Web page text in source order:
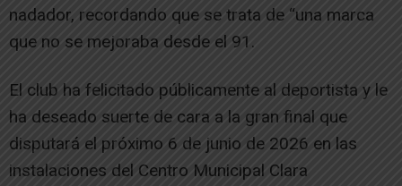
nadador, recordando que se trata de “una marca
que no se mejoraba desde el 91.
El club ha felicitado públicamente al deportista y le
ha deseado suerte de cara a la gran final que
disputará el próximo 6 de junio de 2026 en las
instalaciones del Centro Municipal Clara